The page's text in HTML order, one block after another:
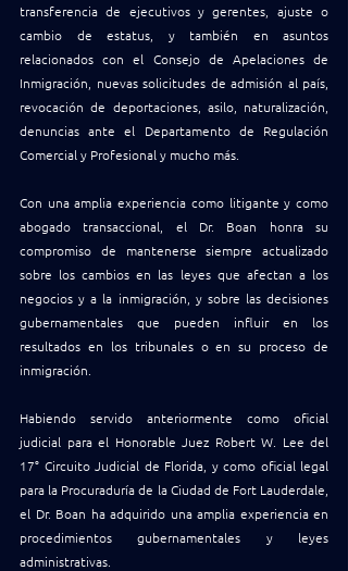
transferencia de ejecutivos y gerentes, ajuste o
cambio de estatus, y también en asuntos
relacionados con el Consejo de Apelaciones de
Inmigración, nuevas solicitudes de admisión al país,
revocación de deportaciones, asilo, naturalización,
denuncias ante el Departamento de Regulación
Comercial y Profesional y mucho más.
Con una amplia experiencia como litigante y como
abogado transaccional, el Dr. Boan honra su
compromiso de mantenerse siempre actualizado
sobre los cambios en las leyes que afectan a los
negocios y a la inmigración, y sobre las decisiones
gubernamentales que pueden influir en los
resultados en los tribunales o en su proceso de
inmigración.
Habiendo servido anteriormente como oficial
judicial para el Honorable Juez Robert W. Lee del
17° Circuito Judicial de Florida, y como oficial legal
para la Procuraduría de la Ciudad de Fort Lauderdale,
el Dr. Boan ha adquirido una amplia experiencia en
procedimientos gubernamentales y leyes
administrativas.